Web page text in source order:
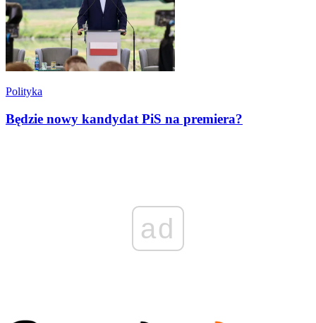
Polityka
Będzie nowy kandydat PiS na premiera?
ad